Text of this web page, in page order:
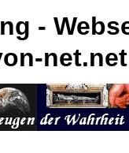
-
net.net